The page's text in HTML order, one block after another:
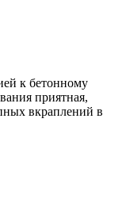
к бетонному
приятная,
вкраплений в